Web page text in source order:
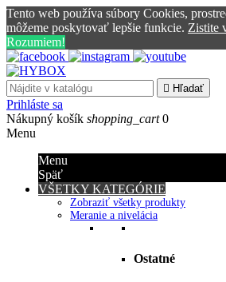
Tento web používa súbory Cookies,
môžeme poskytovať lepšie funkcie. Zistite
Rozumiem!
 Hľadať
Prihláste sa
Nákupný košík shopping_cart 0
Menu
Menu
Späť
VŠETKY KATEGÓRIE
Zobraziť všetky produkty
Meranie a nivelácia
Ostatné